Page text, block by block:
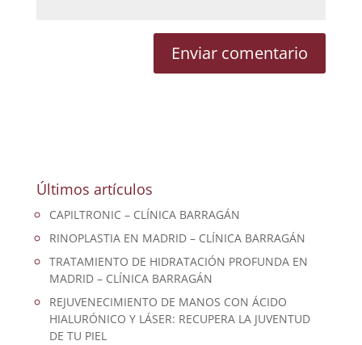
Últimos artículos
CAPILTRONIC – CLÍNICA BARRAGÁN
RINOPLASTIA EN MADRID – CLÍNICA BARRAGÁN
TRATAMIENTO DE HIDRATACIÓN PROFUNDA EN
MADRID – CLÍNICA BARRAGÁN
REJUVENECIMIENTO DE MANOS CON ÁCIDO
HIALURÓNICO Y LÁSER: RECUPERA LA JUVENTUD
DE TU PIEL